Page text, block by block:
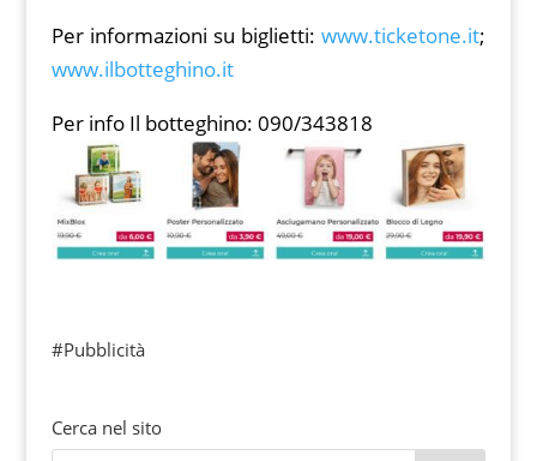
Per informazioni su biglietti:www.ticketone.it;
www.ilbotteghino.it
Per info Il botteghino: 090/343818
#Pubblicità
Cerca nel sito